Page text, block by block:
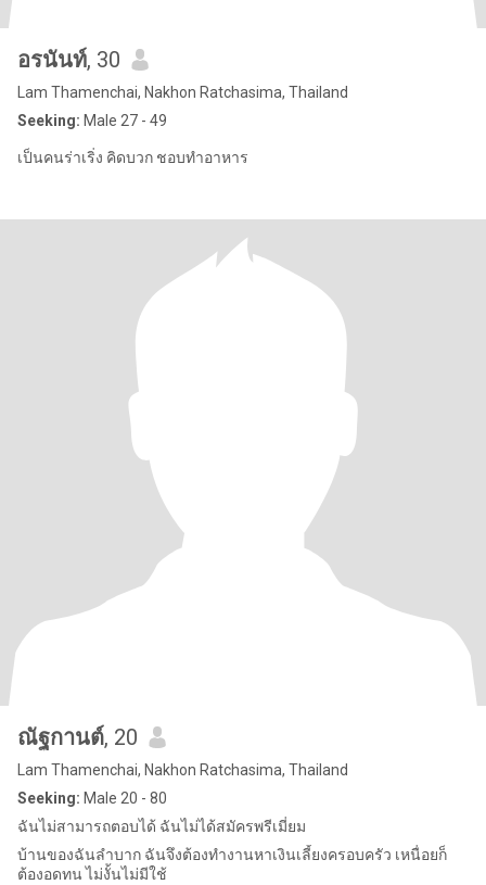
อรนันท์, 30
Lam Thamenchai, Nakhon Ratchasima, Thailand
Seeking: Male 27 - 49
เป็นคนร่าเริ่ง คิดบวก ชอบทำอาหาร
ณัฐกานต์, 20
Lam Thamenchai, Nakhon Ratchasima, Thailand
Seeking: Male 20 - 80
ฉันไม่สามารถตอบได้ ฉันไม่ได้สมัครพรีเมี่ยม
บ้านของฉันลำบาก ฉันจึงต้องทำงานหาเงินเลี้ยงครอบครัว เหนื่อยก็
ต้องอดทน ไม่งั้นไม่มีใช้